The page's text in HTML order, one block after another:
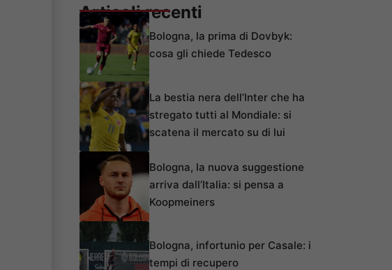
Articoli recenti
Bologna, la prima di Dovbyk:
cosa gli chiede Tedesco
La bestia nera dell’Inter che ha
stregato tutti al Mondiale: si
scatena il mercato su di lui
Bologna, la nuova suggestione
arriva dall’Italia: si pensa a
Koopmeiners
Bologna, infortunio per Casale: i
tempi di recupero